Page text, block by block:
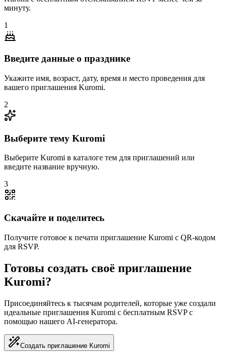
минуту.
1
Введите данные о празднике
Укажите имя, возраст, дату, время и место проведения для
вашего приглашения Kuromi.
2
Выберите тему Kuromi
Выберите Kuromi в каталоге тем для приглашений или
введите название вручную.
3
Скачайте и поделитесь
Получите готовое к печати приглашение Kuromi с QR-кодом
для RSVP.
Готовы создать своё приглашение
Kuromi?
Присоединяйтесь к тысячам родителей, которые уже создали
идеальные приглашения Kuromi с бесплатным RSVP с
помощью нашего AI-генератора.
Создать приглашение Kuromi